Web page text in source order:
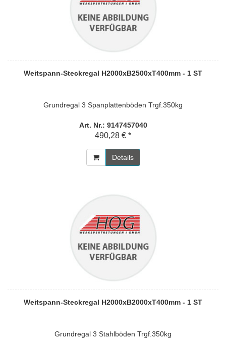
Weitspann-Steckregal H2000xB2500xT400mm - 1 ST
Grundregal 3 Spanplattenböden Trgf.350kg
Art. Nr.: 9147457040
490,28 € *
Details
Weitspann-Steckregal H2000xB2000xT400mm - 1 ST
Grundregal 3 Stahlböden Trgf.350kg